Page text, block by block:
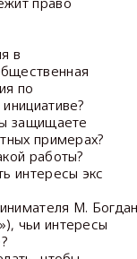
в
по
защищаете
примерах?
работы?
интересы экс
М.
чьи интересы